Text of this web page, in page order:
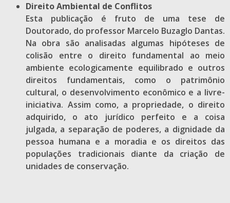
Direito Ambiental de Conflitos
Esta publicação é fruto de uma tese de
Doutorado, do professor Marcelo Buzaglo Dantas.
Na obra são analisadas algumas hipóteses de
colisão entre o direito fundamental ao meio
ambiente ecologicamente equilibrado e outros
direitos fundamentais, como o patrimônio
cultural, o desenvolvimento econômico e a livre-
iniciativa. Assim como, a propriedade, o direito
adquirido, o ato jurídico perfeito e a coisa
julgada, a separação de poderes, a dignidade da
pessoa humana e a moradia e os direitos das
populações tradicionais diante da criação de
unidades de conservação.